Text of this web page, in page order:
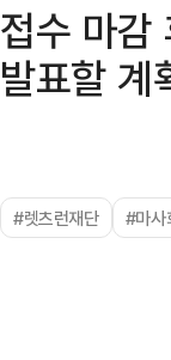
접수 마감
발표할 계
#렛츠런재단 #마사